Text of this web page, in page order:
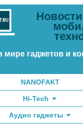
мире гаджетов и
NANOFAKT
Hi-Tech
Аудио гаджеты